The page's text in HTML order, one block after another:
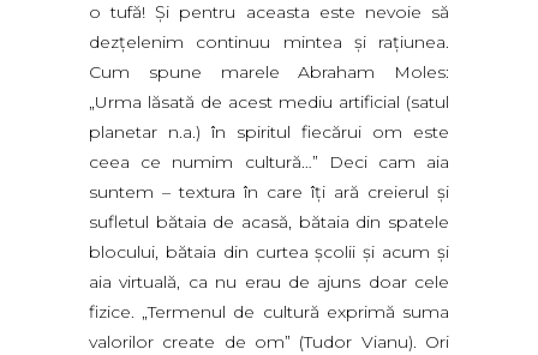
o tufă! Şi pentru aceasta este nevoie să
dezţelenim continuu mintea şi raţiunea.
Cum spune marele Abraham Moles:
„Urma lăsată de acest mediu artificial (satul
planetar n.a.) în spiritul fiecărui om este
ceea ce numim cultură…” Deci cam aia
suntem – textura în care îţi ară creierul şi
sufletul bătaia de acasă, bătaia din spatele
blocului, bătaia din curtea şcolii şi acum şi
aia virtuală, ca nu erau de ajuns doar cele
fizice. „Termenul de cultură exprimă suma
valorilor create de om” (Tudor Vianu). Ori